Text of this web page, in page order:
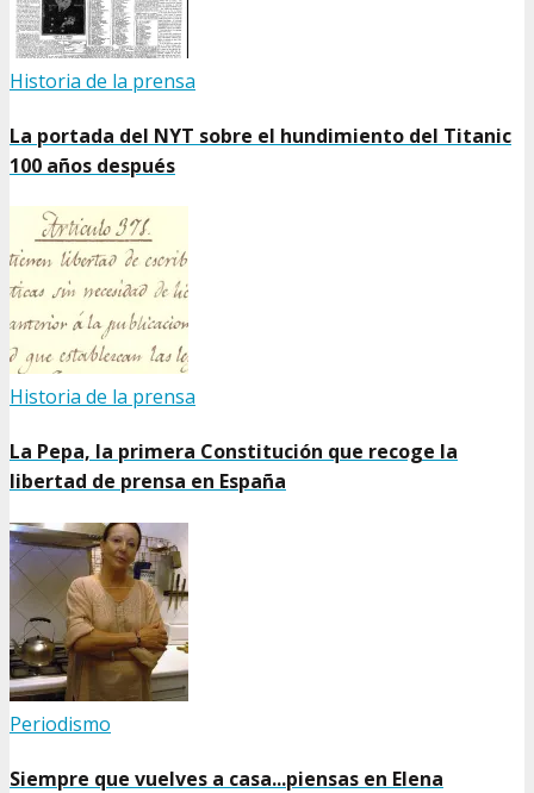
Historia de la prensa
La portada del NYT sobre el hundimiento del Titanic
100 años después
Historia de la prensa
La Pepa, la primera Constitución que recoge la
libertad de prensa en España
Periodismo
Siempre que vuelves a casa...piensas en Elena